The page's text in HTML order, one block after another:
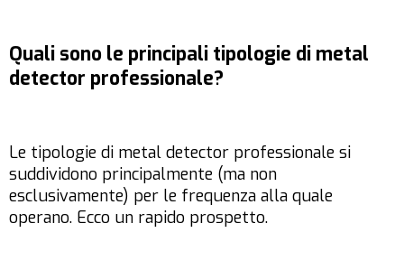
Quali sono le principali tipologie di metal
detector professionale?
Le tipologie di metal detector professionale si
suddividono principalmente (ma non
esclusivamente) per le frequenza alla quale
operano. Ecco un rapido prospetto.